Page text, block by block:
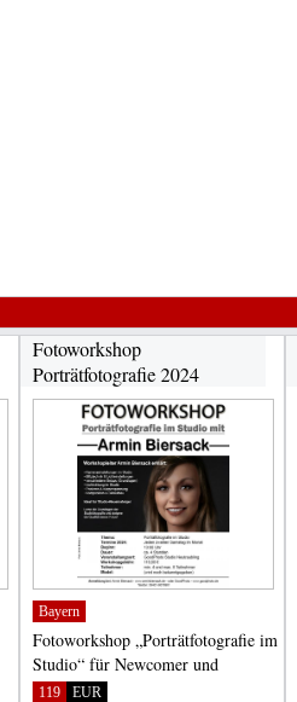
Fotoworkshop
Porträtfotografie 2024
Bayern
Fotoworkshop „Porträtfotografie im
Studio“ für Newcomer und
Anfänger FOTOWORKSHOP...
119 EUR